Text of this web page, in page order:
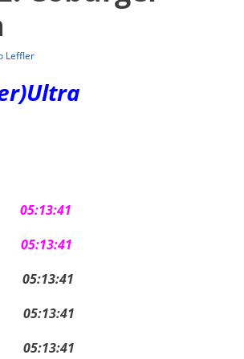
Leffler